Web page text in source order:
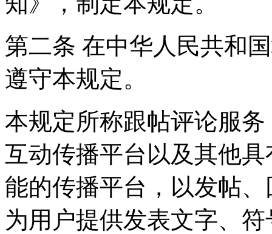
第二条 在中华人民共和
遵守本规定。
本规定所称跟帖评论服
互动传播平台以及其他
能的传播平台，以发帖
为用户提供发表文字、